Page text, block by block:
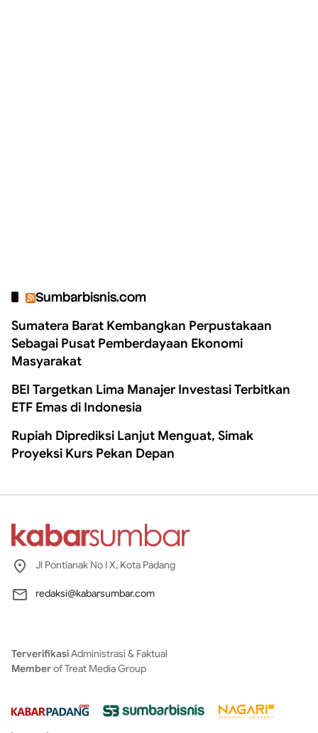
Sumbarbisnis.com
Sumatera Barat Kembangkan Perpustakaan
Sebagai Pusat Pemberdayaan Ekonomi
Masyarakat
BEI Targetkan Lima Manajer Investasi Terbitkan
ETF Emas di Indonesia
Rupiah Diprediksi Lanjut Menguat, Simak
Proyeksi Kurs Pekan Depan
Jl Pontianak No I X, Kota Padang
redaksi@kabarsumbar.com
TerverifikasiAdministrasi & Faktual
Memberof Treat Media Group